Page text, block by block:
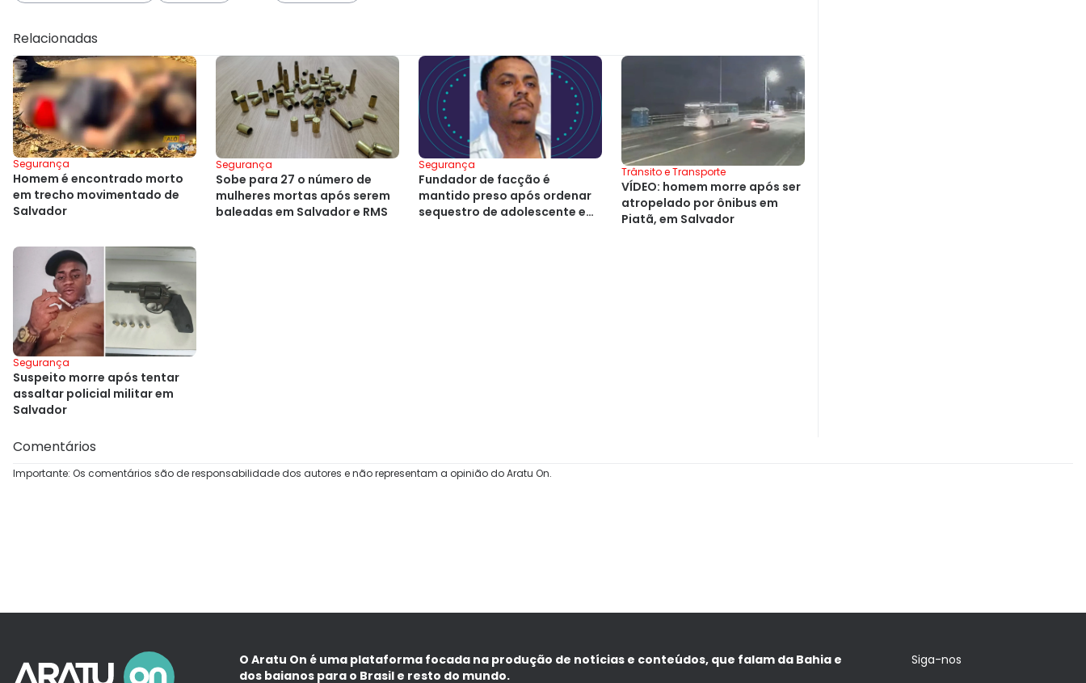
Relacionadas
Segurança
Homem é encontrado morto
em trecho movimentado de
Salvador
Segurança
Sobe para 27 o número de
mulheres mortas após serem
baleadas em Salvador e RMS
Segurança
Fundador de facção é
mantido preso após ordenar
sequestro de adolescente em
Trânsito e Transporte
VÍDEO: homem morre após ser
atropelado por ônibus em
Piatã, em Salvador
Segurança
Suspeito morre após tentar
assaltar policial militar em
Salvador
Comentários
Importante: Os comentários são de responsabilidade dos autores e não representam a opinião do Aratu On.
O Aratu On é uma plataforma focada na produção de notícias e conteúdos, que falam da Bahia e
dos baianos para o Brasil e resto do mundo.
Siga-nos